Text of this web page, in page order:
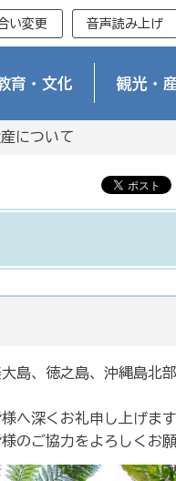
い変更 音声読み上げ
育・文化 観光・
について
島、徳之島、沖縄島北
へ深くお礼申し上げます
のご協力をよろしくお願